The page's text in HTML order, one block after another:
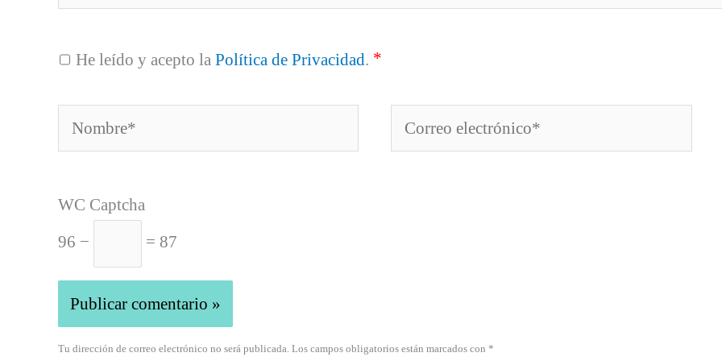
He leído y acepto la Política de Privacidad. *
Nombre*
Correo
electrónico*
WC Captcha
96 −
= 87
Tu dirección de correo electrónico no será publicada. Los campos obligatorios están marcados con *